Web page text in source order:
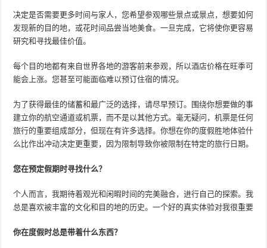
决定是否需要更多时间与家人，您希望参观哪些景点或景点，想要如何
发现新的目的地，或花时间品尝当地美食。一旦完成，它将使你更容易
研究和寻找最佳价值。
每个目的地都有来自世界各地的游客前来参观，所以酒店价格在旺季可
能会上涨。您甚至可能面临难以预订住宿的情况。
为了获得最佳的储蓄和最广泛的选择，请尽早预订。围绕你想要做的事
建立你的航空通道或机票，而不是以其他方式。毫无疑问，机票是任何
旅行的重要组成部分，但现在有许多选择。你想在你的度假胜地体验什
么比作出冲动决定更重要，因为限制导致你被限制在特定的旅行日期。
您在预定假期时寻找什么？
个人而言，我期待着观光和闲暇时间的完美融合，进行自己的探索。我
总是喜欢被丰富的文化和目的地的历史。一个好的真实体验对我很重要
你在度假时总是带着什么东西？